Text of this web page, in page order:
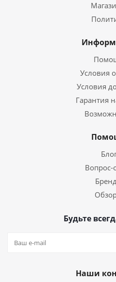
Условия
Условия
Гарантия
Вопрос-
Будьте
Наши